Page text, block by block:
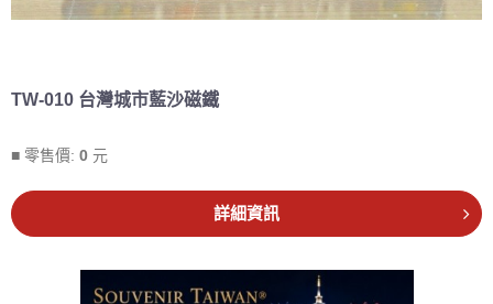
TW-010 台灣城市藍沙磁鐵
■ 零售價: 0 元
詳細資訊